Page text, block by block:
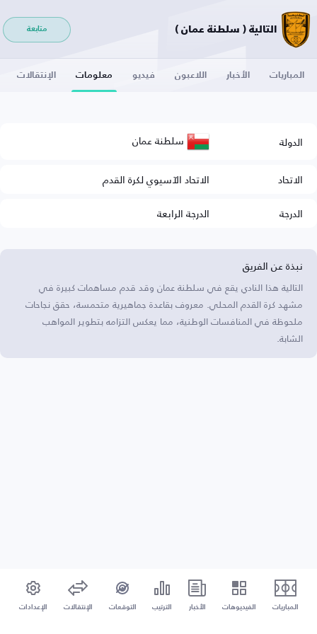
التالية ( سلطنة عمان ) متابعة
المباريات الأخبار اللاعبون فيديو معلومات الإنتقالات
الدولة سلطنة عمان
الاتحاد
الاتحاد الآسيوي لكرة القدم
الدرجة
الدرجة الرابعة
نبذة عن الفريق
التالية هذا النادي يقع في سلطنة عمان وقد قدم مساهمات كبيرة في
مشهد كرة القدم المحلي. معروف بقاعدة جماهيرية متحمسة، حقق نجاحات
ملحوظة في المنافسات الوطنية، مما يعكس التزامه بتطوير المواهب
الشابة.
المباريات الفيديوهات الأخبار الترتيب التوقعات الإنتقالات الإعدادات